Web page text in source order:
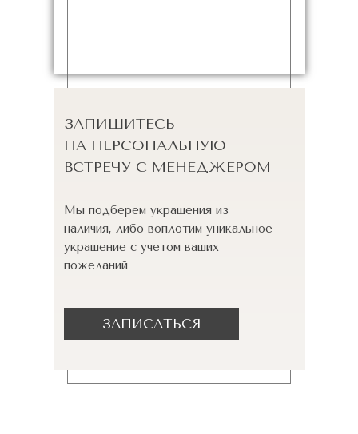
ЗАПИШИТЕСЬ
НА ПЕРСОНАЛЬНУЮ
ВСТРЕЧУ С МЕНЕДЖЕРОМ
Мы подберем украшения из
наличия, либо воплотим уникальное
украшение с учетом ваших
пожеланий
ЗАПИСАТЬСЯ